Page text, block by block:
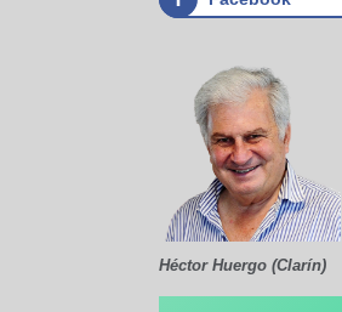
Héctor Huergo (Clarín)